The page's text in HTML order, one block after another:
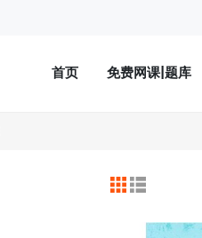
首页 免费网课|题库